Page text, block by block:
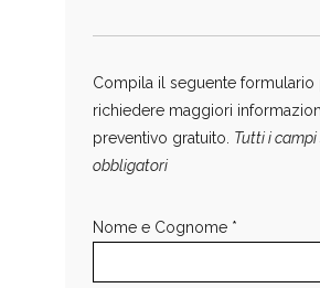
Compila il seguente formulario
richiedere maggiori
preventivo gratuito. Tutti i
obbligatori
Nome e Cognome *